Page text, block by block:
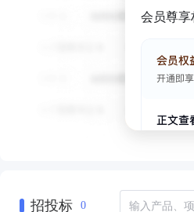
会员尊享
招投标 0